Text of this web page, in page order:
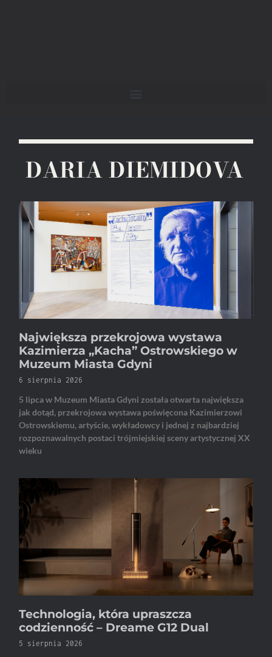
DARIA DIEMIDOVA
Największa przekrojowa wystawa
Kazimierza „Kacha” Ostrowskiego w
Muzeum Miasta Gdyni
6 sierpnia 2026
5 lipca w Muzeum Miasta Gdyni została otwarta największa
jak dotąd, przekrojowa wystawa poświęcona Kazimierzowi
Ostrowskiemu, artyście, wykładowcy i jednej z najbardziej
rozpoznawalnych postaci trójmiejskiej sceny artystycznej XX
wieku
Technologia, która upraszcza
codzienność – Dreame G12 Dual
5 sierpnia 2026